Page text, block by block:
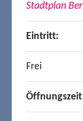
Stadtplan
Eintritt:
Frei